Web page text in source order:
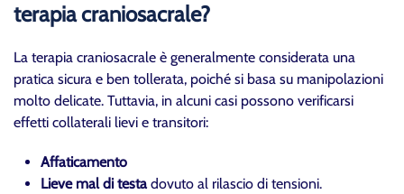
terapia craniosacrale?
La terapia craniosacrale è generalmente considerata una
pratica sicura e ben tollerata, poiché si basa su manipolazioni
molto delicate. Tuttavia, in alcuni casi possono verificarsi
effetti collaterali lievi e transitori:
Affaticamento
Lieve mal di testadovuto al rilascio di tensioni.